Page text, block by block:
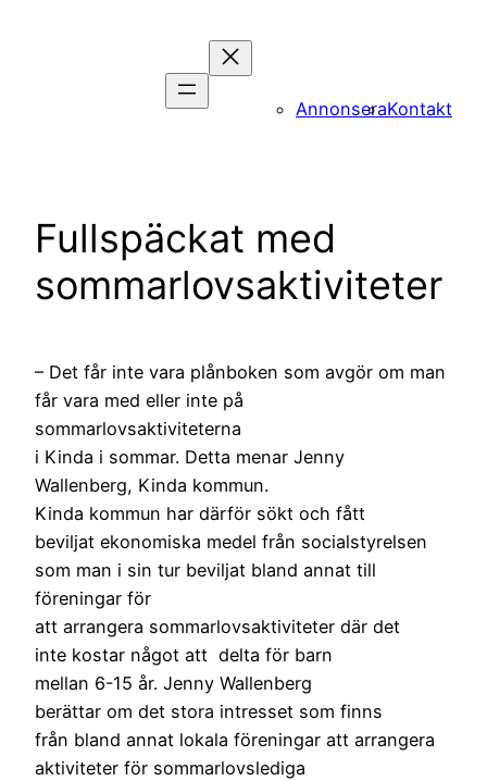
AnnonseraKontakt
Fullspäckat med
sommarlovsaktiviteter
– Det får inte vara plånboken som avgör om man
får vara med eller inte på
sommarlovsaktiviteterna
i Kinda i sommar. Detta menar Jenny
Wallenberg, Kinda kommun.
Kinda kommun har därför sökt och fått
beviljat ekonomiska medel från socialstyrelsen
som man i sin tur beviljat bland annat till
föreningar för
att arrangera sommarlovsaktiviteter där det
inte kostar något att delta för barn
mellan 6-15 år. Jenny Wallenberg
berättar om det stora intresset som finns
från bland annat lokala föreningar att arrangera
aktiviteter för sommarlovslediga